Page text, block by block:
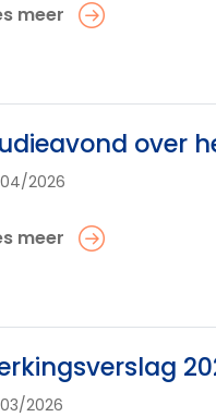
meer
over
2026
meer
2026